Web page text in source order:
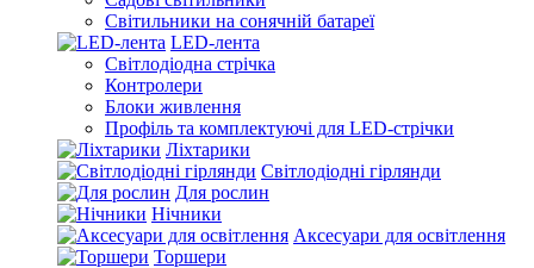
Світильники на сонячній батареї
LED-лента
Світлодіодна стрічка
Контролери
Блоки живлення
Профіль та комплектуючі для LED-стрічки
Ліхтарики
Світлодіодні гірлянди
Для рослин
Нічники
Аксесуари для освітлення
Торшери